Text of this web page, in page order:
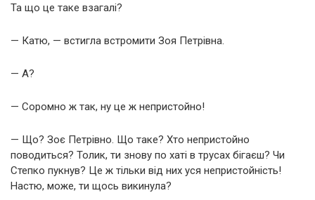
Та що це таке взагалі?
— Катю, — встигла встромити Зоя Петрівна.
— А?
— Соромно ж так, ну це ж непристойно!
— Що? Зоє Петрівно. Що таке? Хто непристойно
поводиться? Толик, ти знову по хаті в трусах бігаєш? Чи
Степко пукнув? Це ж тільки від них уся непристойність!
Настю, може, ти щось викинула?